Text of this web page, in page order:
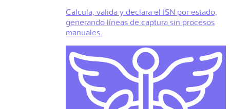
Calcula, valida y declara el ISN por estado,
generando líneas de captura sin procesos
manuales.